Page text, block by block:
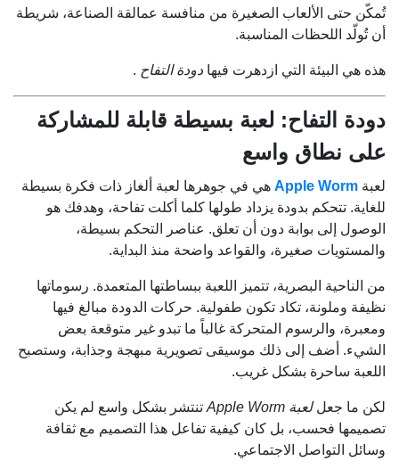
تُمكّن حتى الألعاب الصغيرة من منافسة عمالقة الصناعة، شريطة
أن تُولّد اللحظات المناسبة.
هذه هي البيئة التي ازدهرت فيها دودة التفاح .
دودة التفاح: لعبة بسيطة قابلة للمشاركة
على نطاق واسع
لعبة Apple Worm هي في جوهرها لعبة ألغاز ذات فكرة بسيطة
للغاية. تتحكم بدودة يزداد طولها كلما أكلت تفاحة، وهدفك هو
الوصول إلى بوابة دون أن تعلق. عناصر التحكم بسيطة،
والمستويات صغيرة، والقواعد واضحة منذ البداية.
من الناحية البصرية، تتميز اللعبة ببساطتها المتعمدة. رسوماتها
نظيفة وملونة، تكاد تكون طفولية. حركات الدودة مبالغ فيها
ومعبرة، والرسوم المتحركة غالباً ما تبدو غير متوقعة بعض
الشيء. أضف إلى ذلك موسيقى تصويرية مبهجة وجذابة، وستصبح
اللعبة ساحرة بشكل غريب.
لكن ما جعللعبة Apple Worm
تنتشر بشكل واسع لم يكن
تصميمها فحسب، بل كان كيفية تفاعل هذا التصميم مع ثقافة
وسائل التواصل الاجتماعي.